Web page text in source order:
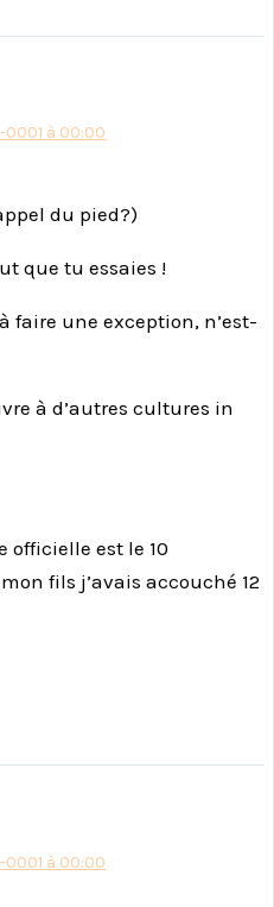
à 00:00
du pied?)
que tu essaies !
faire une exception, n’est-
à d’autres cultures in
officielle est le 10
fils j’avais accouché 12
à 00:00